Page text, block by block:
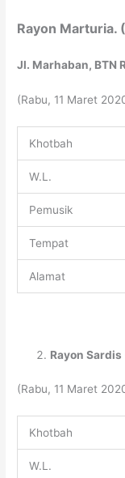
Rayon Marturia.
Jl. Marhaban, BTN
(Rabu, 11 Maret
Khotbah
W.L.
Pemusik
Tempat
Alamat
Rayon Sardis
(Rabu, 11 Maret
Khotbah
W.L.